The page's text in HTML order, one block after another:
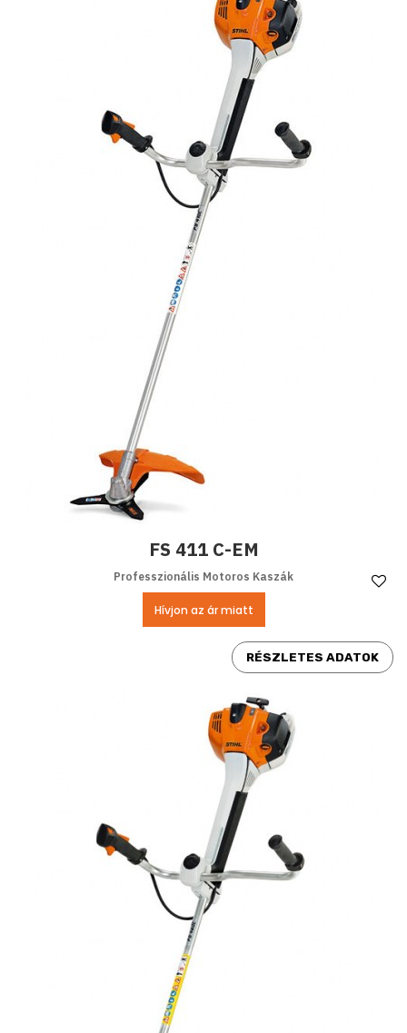
FS 411 C-EM
Professzionális Motoros Kaszák
Hívjon az ár miatt
RÉSZLETES ADATOK